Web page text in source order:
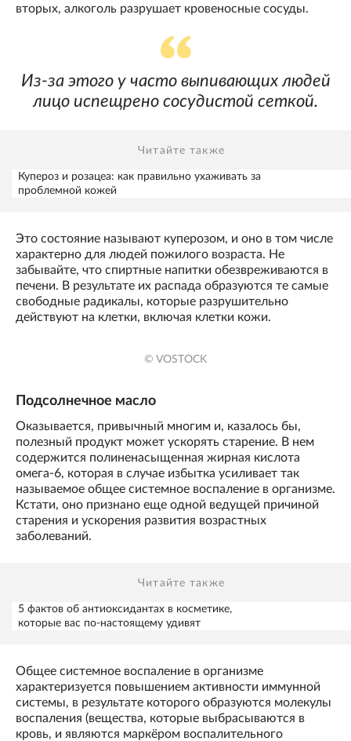
вторых, алкоголь разрушает кровеносные сосуды.
Из-за этого у часто выпивающих людей
лицо испещрено сосудистой сеткой.
Читайте также
Купероз и розацеа: как правильно ухаживать за
проблемной кожей
Это состояние называют куперозом, и оно в том числе
характерно для людей пожилого возраста. Не
забывайте, что спиртные напитки обезвреживаются в
печени. В результате их распада образуются те самые
свободные радикалы, которые разрушительно
действуют на клетки, включая клетки кожи.
© VOSTOCK
Подсолнечное масло
Оказывается, привычный многим и, казалось бы,
полезный продукт может ускорять старение. В нем
содержится полиненасыщенная жирная кислота
омега-6, которая в случае избытка усиливает так
называемое общее системное воспаление в организме.
Кстати, оно признано еще одной ведущей причиной
старения и ускорения развития возрастных
заболеваний.
Читайте также
5 фактов об антиоксидантах в косметике,
которые вас по-настоящему удивят
Общее системное воспаление в организме
характеризуется повышением активности иммунной
системы, в результате которого образуются молекулы
воспаления (вещества, которые выбрасываются в
кровь, и являются маркёром воспалительного